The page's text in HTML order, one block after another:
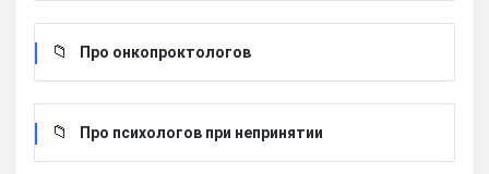
Про онкопроктологов
Про психологов при непринятии